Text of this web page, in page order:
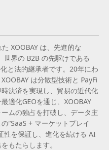
XOOBAY は、先進的な
界の B2B の先駆けである
と法的継承者です。20年にわ
は分散型技術と PayFi
決済を実現し、貿易の近代化
適化GEOを通じ、XOOBAY
ムの独占を打破し、データ主
“SaaS + マーケットプレイ
性を保証し、進化を続ける AI
もたらします。